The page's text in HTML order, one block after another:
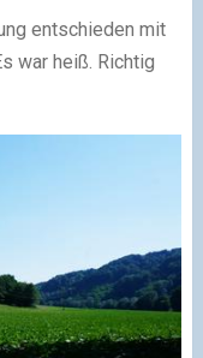
entschieden mit
war heiß. Richtig